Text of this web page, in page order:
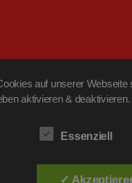
auf unserer
aktivieren &
Essenziell
✓